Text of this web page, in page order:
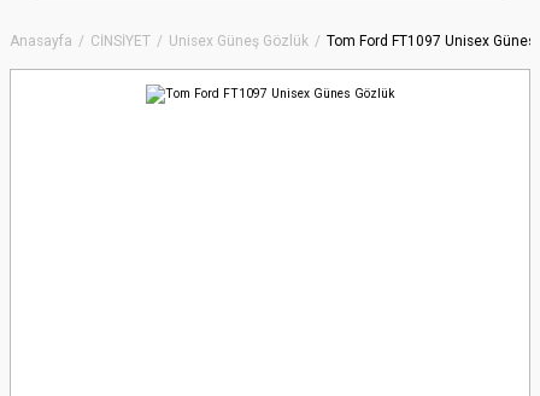
Anasayfa CİNSİYET Unisex Güneş Gözlük Tom Ford FT1097 Unisex Günes